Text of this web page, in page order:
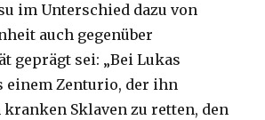
im Unterschied dazu von
auch gegenüber
geprägt sei: „Bei Lukas
einem Zenturio, der ihn
Sklaven zu retten, den